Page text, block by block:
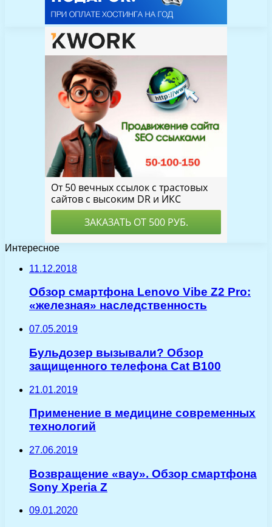
Интересное
11.12.2018
Обзор смартфона Lenovo Vibe Z2 Pro:
«железная» наследственность
07.05.2019
Бульдозер вызывали? Обзор
защищенного телефона Cat B100
21.01.2019
Применение в медицине современных
технологий
27.06.2019
Возвращение «вау». Обзор смартфона
Sony Xperia Z
09.01.2020